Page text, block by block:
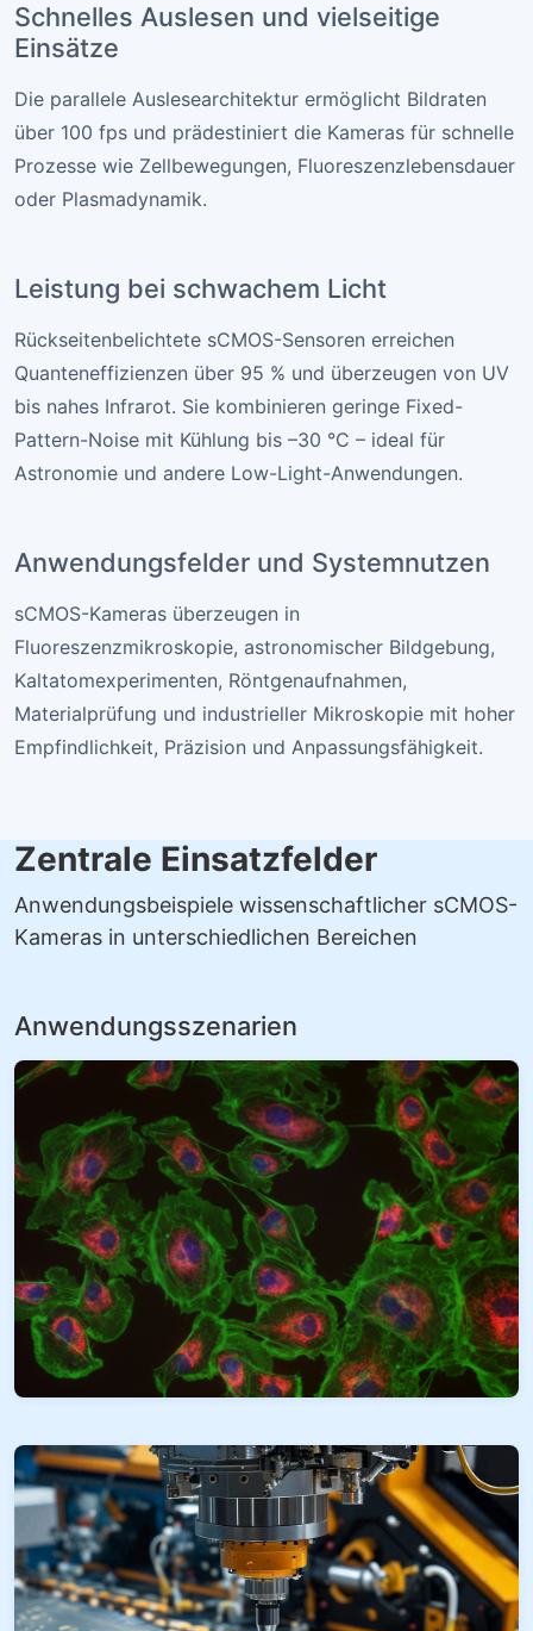
Schnelles Auslesen und vielseitige
Einsätze
Die parallele Auslesearchitektur ermöglicht Bildraten
über 100 fps und prädestiniert die Kameras für schnelle
Prozesse wie Zellbewegungen, Fluoreszenzlebensdauer
oder Plasmadynamik.
Leistung bei schwachem Licht
Rückseitenbelichtete sCMOS-Sensoren erreichen
Quanteneffizienzen über 95 % und überzeugen von UV
bis nahes Infrarot. Sie kombinieren geringe Fixed-
Pattern-Noise mit Kühlung bis –30 °C – ideal für
Astronomie und andere Low-Light-Anwendungen.
Anwendungsfelder und Systemnutzen
sCMOS-Kameras überzeugen in
Fluoreszenzmikroskopie, astronomischer Bildgebung,
Kaltatomexperimenten, Röntgenaufnahmen,
Materialprüfung und industrieller Mikroskopie mit hoher
Empfindlichkeit, Präzision und Anpassungsfähigkeit.
Zentrale Einsatzfelder
Anwendungsbeispiele wissenschaftlicher sCMOS-
Kameras in unterschiedlichen Bereichen
Anwendungsszenarien